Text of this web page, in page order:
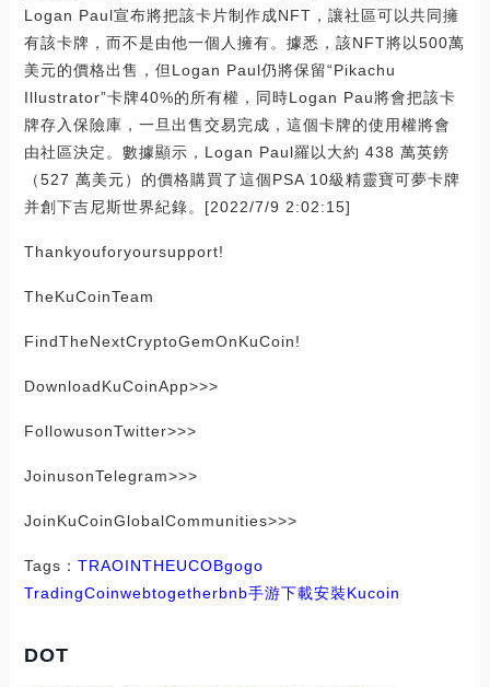
Logan Paul宣布將把該卡片制作成NFT，讓社區可以共同擁
有該卡牌，而不是由他一個人擁有。據悉，該NFT將以500萬
美元的價格出售，但Logan Paul仍將保留“Pikachu
Illustrator”卡牌40%的所有權，同時Logan Pau將會把該卡
牌存入保險庫，一旦出售交易完成，這個卡牌的使用權將會
由社區決定。數據顯示，Logan Paul羅以大約 438 萬英鎊
（527 萬美元）的價格購買了這個PSA 10級精靈寶可夢卡牌
并創下吉尼斯世界紀錄。[2022/7/9 2:02:15]
Thankyouforyoursupport!
TheKuCoinTeam
FindTheNextCryptoGemOnKuCoin!
DownloadKuCoinApp>>>
FollowusonTwitter>>>
JoinusonTelegram>>>
JoinKuCoinGlobalCommunities>>>
Tags： TRAOINTHEUCOBgogo
TradingCoinwebtogetherbnb手游下載安裝Kucoin
DOT